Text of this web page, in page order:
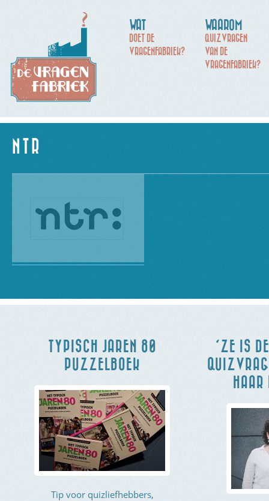
WAT
DOET DE
VRAGENFABRIEK?
WAAROM
QUIZVRAGEN
VAN DE
VRAGENFABRIEK?
NTR
TYPISCH JAREN 80
PUZZELBOEK
Tip voor quizliefhebbers,
‘ZE IS